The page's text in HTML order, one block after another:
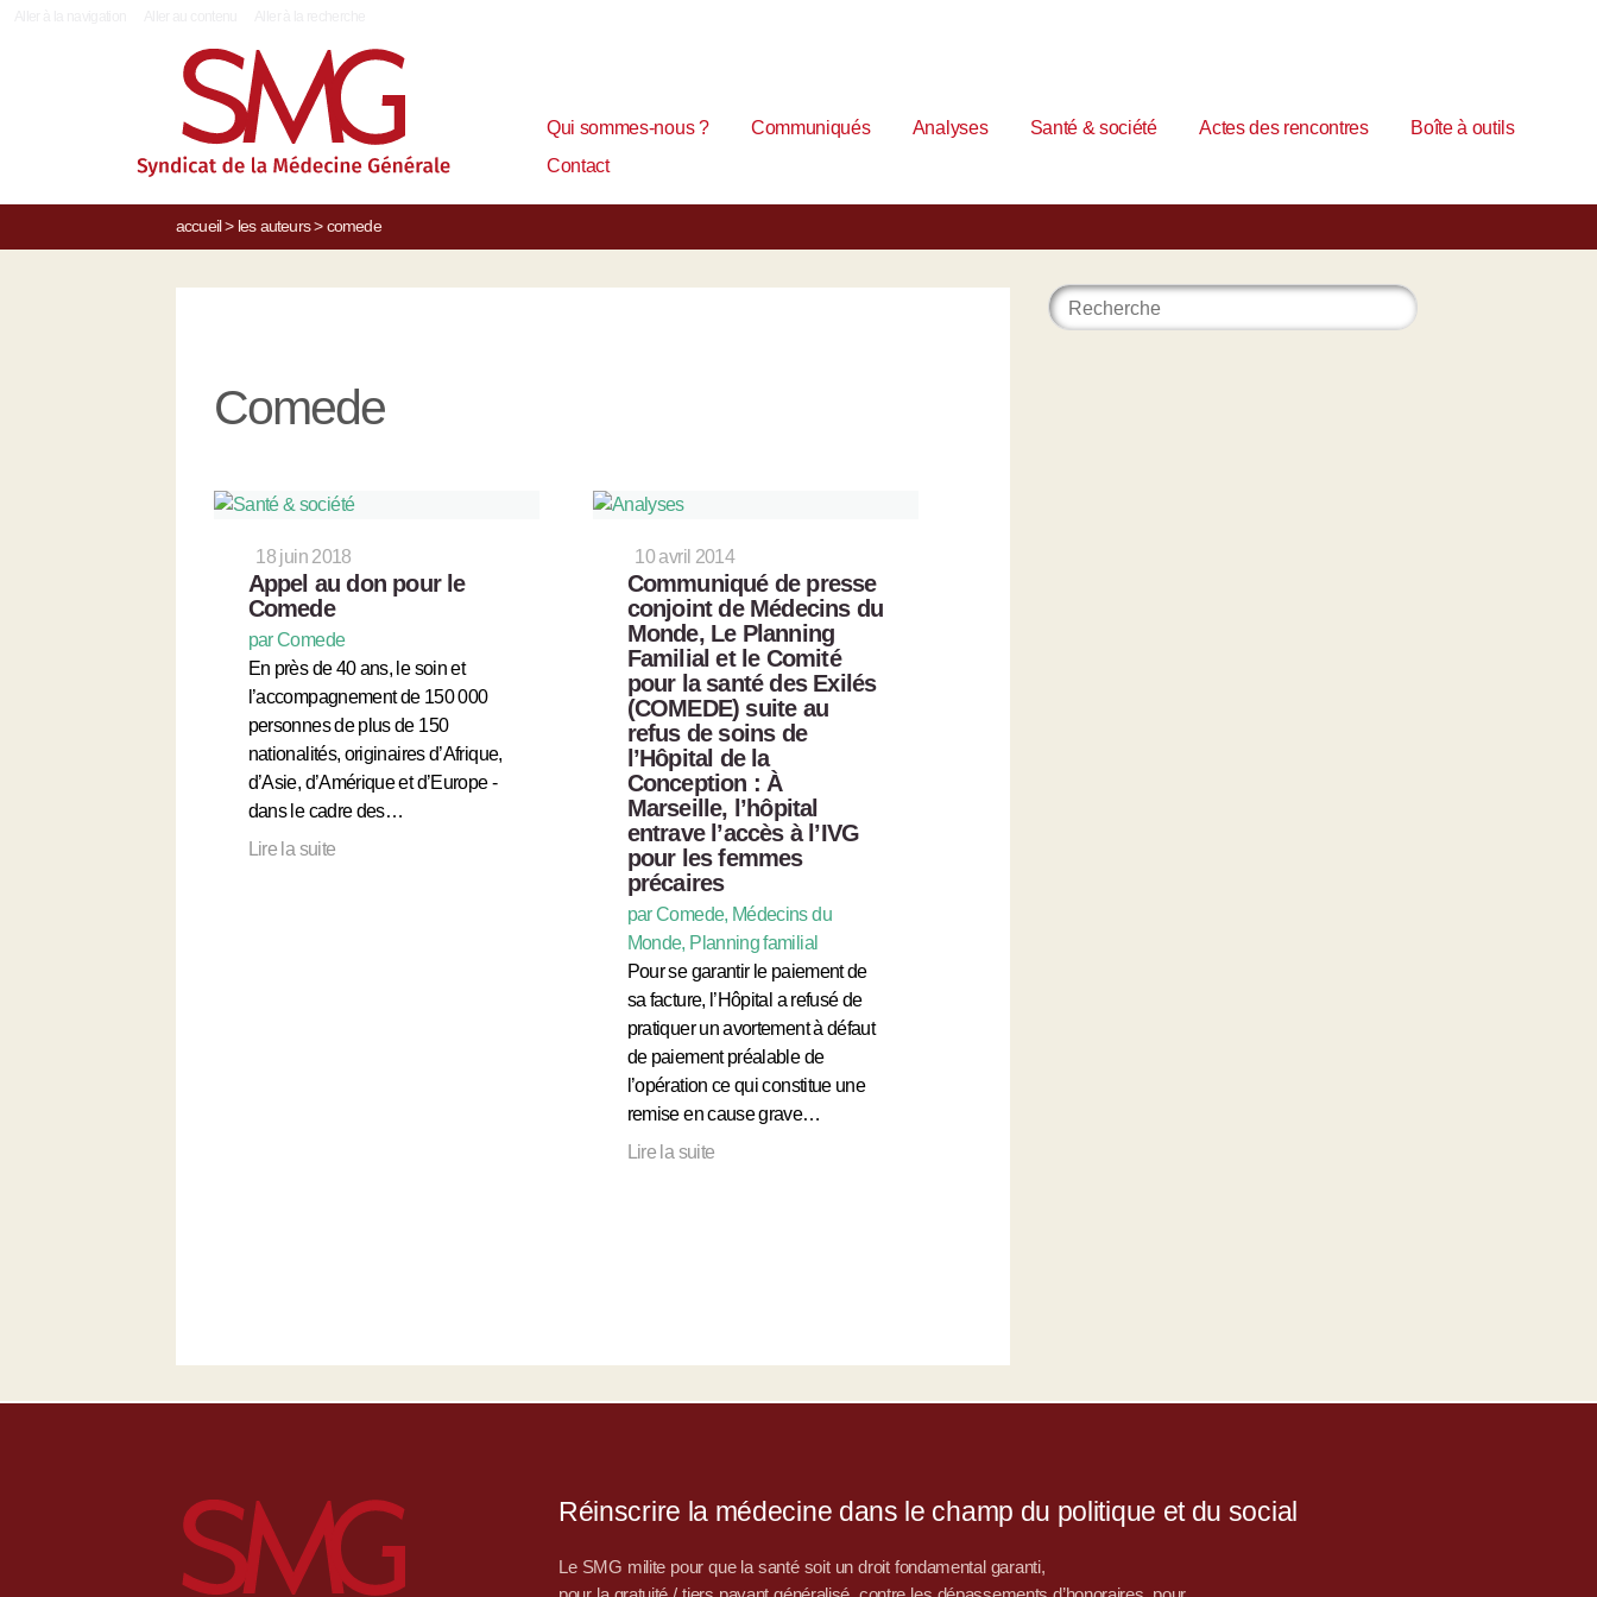
Qui sommes-nous ? Communiqués Analyses Santé & société Actes des rencontres
Boîte à outils
Contact
accueil> les auteurs> comede
Comede
18 juin 2018
Appel au don pour le
Comede
par Comede
En près de 40 ans, le soin et
l’accompagnement de 150 000
personnes de plus de 150
nationalités, originaires d’Afrique,
d’Asie, d’Amérique et d’Europe -
dans le cadre des…
Lire la suite
10 avril 2014
Communiqué de presse
conjoint de Médecins du
Monde, Le Planning
Familial et le Comité
pour la santé des Exilés
(COMEDE) suite au
refus de soins de
l’Hôpital de la
Conception : À
Marseille, l’hôpital
entrave l’accès à l’IVG
pour les femmes
précaires
par Comede, Médecins du
Monde, Planning familial
Pour se garantir le paiement de
sa facture, l’Hôpital a refusé de
pratiquer un avortement à défaut
de paiement préalable de
l’opération ce qui constitue une
remise en cause grave…
Lire la suite
Réinscrire la médecine dans le champ du politique et du social
Le SMG milite pour que la santé soit un droit fondamental garanti,